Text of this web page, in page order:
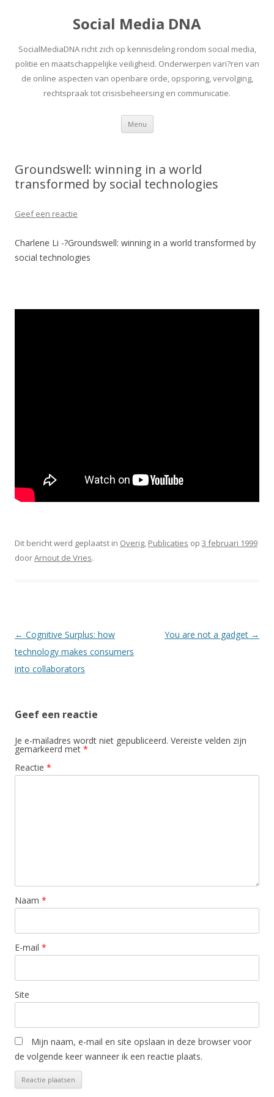
Social Media DNA
SocialMediaDNA richt zich op kennisdeling rondom social media,
politie en maatschappelijke veiligheid. Onderwerpen vari?ren van
de online aspecten van openbare orde, opsporing, vervolging,
rechtspraak tot crisisbeheersing en communicatie.
Menu Spring
inhoud
Groundswell: winning in a world
transformed by social technologies
Geef een reactie
Charlene Li -?Groundswell: winning in a world transformed by
social technologies
Dit bericht werd geplaatst in Overig, Publicaties op 3 februari 1999
doorArnout de Vries.
Berichtnavigatie
← Cognitive Surplus: how
technology makes consumers
into collaborators
You are not a gadget →
Geef een reactie
Je e-mailadres wordt niet gepubliceerd. Vereiste velden zijn
gemarkeerd met *
Reactie *
Naam *
E-mail *
Site
Mijn naam, e-mail en site opslaan in deze browser voor
de volgende keer wanneer ik een reactie plaats.